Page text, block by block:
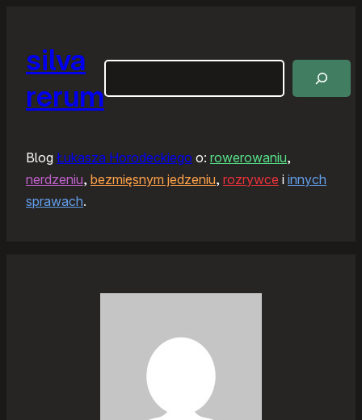
silva
rerum
Blog Łukasza Horodeckiego o: rowerowaniu,
nerdzeniu, bezmięsnym jedzeniu, rozrywce i innych
sprawach.